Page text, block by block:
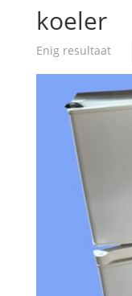
koeler
Enig resultaat